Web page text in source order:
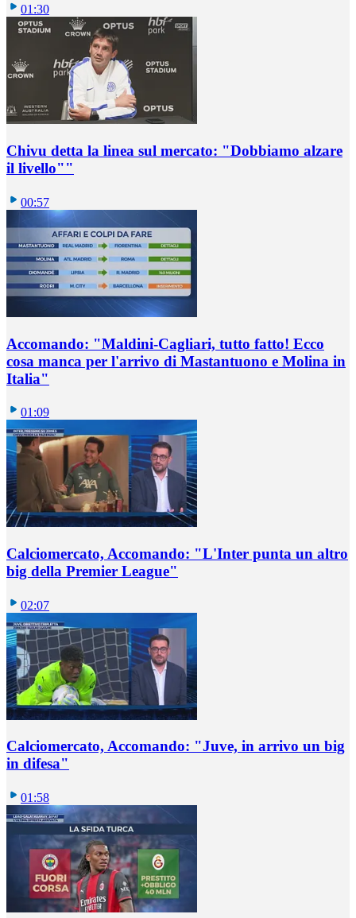
01:30
Chivu detta la linea sul mercato: "Dobbiamo alzare
il livello""
00:57
Accomando: "Maldini-Cagliari, tutto fatto! Ecco
cosa manca per l'arrivo di Mastantuono e Molina in
Italia"
01:09
Calciomercato, Accomando: "L'Inter punta un altro
big della Premier League"
02:07
Calciomercato, Accomando: "Juve, in arrivo un big
in difesa"
01:58